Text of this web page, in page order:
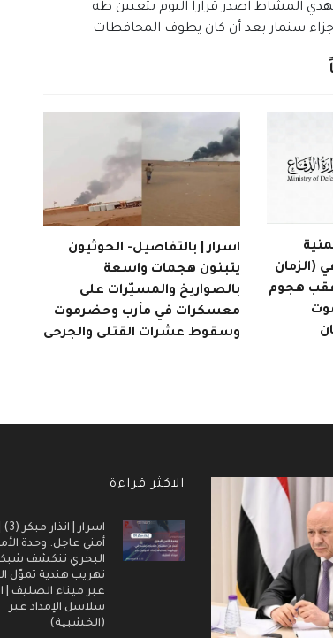
المشاط اصدر قراراً اليوم بتعيين طه
جزاء سنمار بعد أن كان يطوف المحافظات
(الزمان
عقب هجوم
اسرار | بالتفاصيل- الحوثيون
يتبنون هجمات واسعة
بالصواريخ والمسيّرات على
معسكرات في مأرب وحضرموت
وسقوط عشرات القتلى والجرحى
الاكثر قراءة
أمني عاجل: وحدة
البحري تنكشف
تهريب هندية تموّل
عبر ميناء الصليف |
سلاسل الإمداد عبر
(الخشبية)